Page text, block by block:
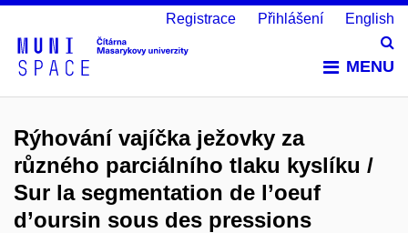
MENU
Registrace Přihlášení English
Rýhování vajíčka ježovky za
různého parciálního tlaku kyslíku /
Sur la segmentation de l’oeuf
d’oursin sous des pressions